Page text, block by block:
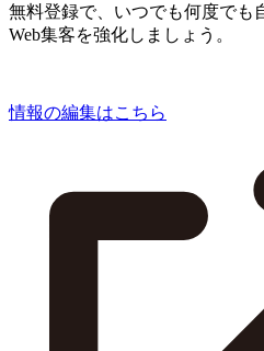
無料登録で、いつでも何度でも
Web集客を強化しましょう。
情報の編集はこちら